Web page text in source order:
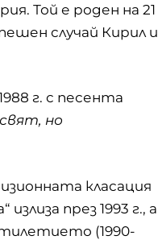
Той е роден на 21
случай Кирил и
г. с песента
но
класация
през 1993 г., а
(1990-